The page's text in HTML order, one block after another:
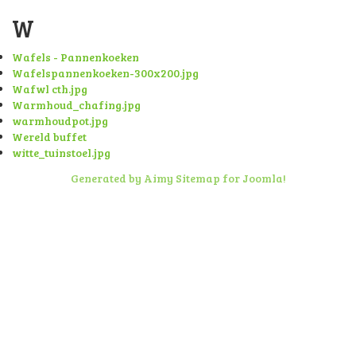
W
Wafels - Pannenkoeken
Wafelspannenkoeken-300x200.jpg
Wafwl cth.jpg
Warmhoud_chafing.jpg
warmhoudpot.jpg
Wereld buffet
witte_tuinstoel.jpg
Generated by Aimy Sitemap for Joomla!